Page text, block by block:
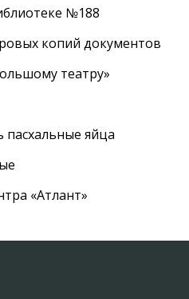
№188
копий документов
театру»
яйца
«Атлант»